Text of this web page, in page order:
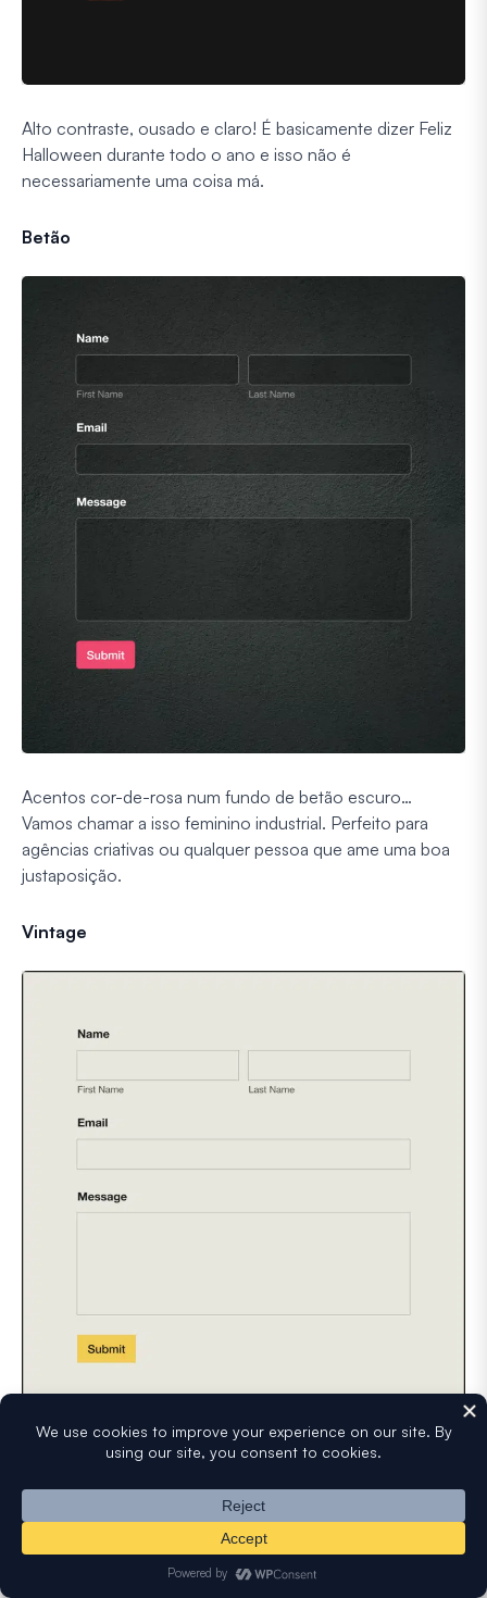
Alto contraste, ousado e claro! É basicamente dizer Feliz
Halloween durante todo o ano e isso não é
necessariamente uma coisa má.
Betão
Acentos cor-de-rosa num fundo de betão escuro…
Vamos chamar a isso feminino industrial. Perfeito para
agências criativas ou qualquer pessoa que ame uma boa
justaposição.
Vintage
O tema Vintage dá-lhe aquela sensação quente e
nostálgica com um acento amarelo que parece luz do sol
através de janelas antigas. Ótimo para lojas de
antiguidades, marcas retro e todos os hipsters em